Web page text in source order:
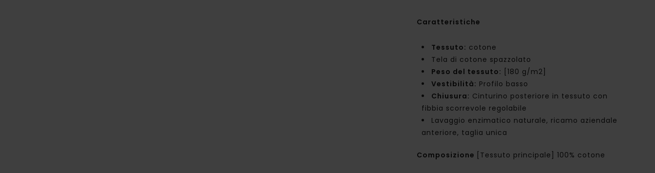
Caratteristiche
Tessuto: cotone
Tela di cotone spazzolato
Peso del tessuto:
[180 g/m2]
Vestibilità: Profilo basso
Chiusura: Cinturino posteriore in tessuto con
fibbia scorrevole regolabile
Lavaggio enzimatico naturale, ricamo aziendale
anteriore, taglia unica
Composizione [Tessuto principale] 100% cotone